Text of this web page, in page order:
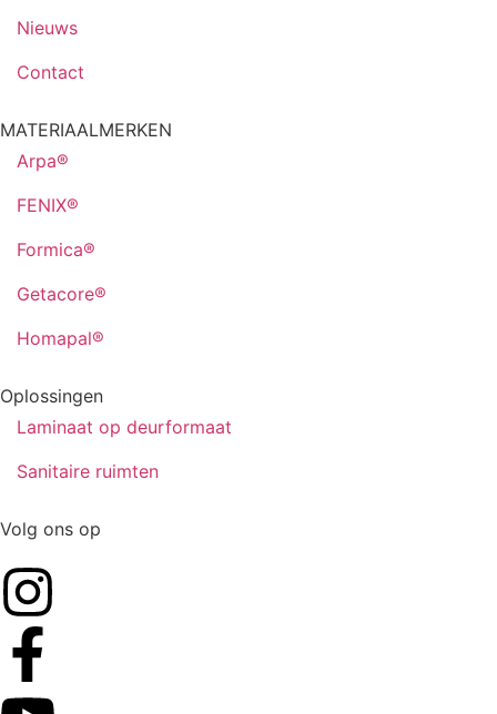
Nieuws
Contact
MATERIAALMERKEN
Arpa®
FENIX®
Formica®
Getacore®
Homapal®
Oplossingen
Laminaat op deurformaat
Sanitaire ruimten
Volg ons op